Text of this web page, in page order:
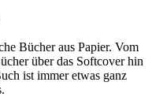
Bücher aus Papier. Vom
über das Softcover hin
ist immer etwas ganz